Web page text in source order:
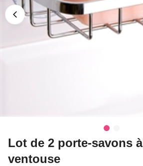
Lot de 2 porte-savons à
ventouse